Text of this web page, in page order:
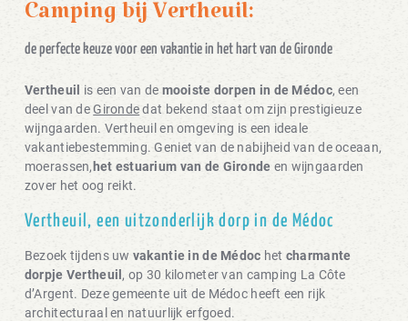
Camping bij Vertheuil:
de perfecte keuze voor een vakantie in het hart van de Gironde
Vertheuil is een van de mooiste dorpen in de Médoc, een
deel van deGirondedat bekend staat om zijn prestigieuze
wijngaarden. Vertheuil en omgeving is een ideale
vakantiebestemming. Geniet van de nabijheid van de oceaan,
moerassen, het estuarium van de Gironde en wijngaarden
zover het oog reikt.
Vertheuil, een uitzonderlijk dorp in de Médoc
Bezoek tijdens uw vakantie in de Médoc het charmante
dorpje Vertheuil , op 30 kilometer van camping La Côte
d’Argent. Deze gemeente uit de Médoc heeft een rijk
architecturaal en natuurlijk erfgoed.